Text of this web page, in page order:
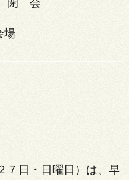
閉 会
場
７日・日曜日）は、早